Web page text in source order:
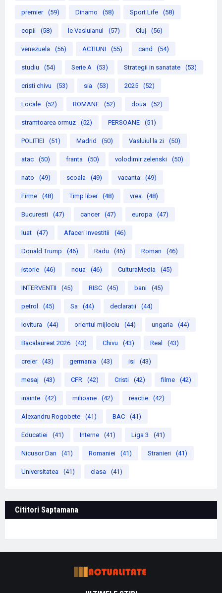
premier (59) Dinamo (58) Sport Life (58)
copii (58) le Vasluianul (57) Cluj (56)
venezuela (56) ACTIUNI (55) cand (54)
studiu (54) Serie A (53) Strategii in sanatate (53)
cristi chivu (53) sia (53) 2025 (52)
Locale (52) ROMANE (52) doua (52)
stramtoarea ormuz (52) PERSOANE (51)
POLITIEI (51) Madrid (50) Vasluiul la zi (50)
atac (50) franta (50) volodimir zelenski (50)
nato (49) scoala (49) vacanta (49)
Firme (48) Timp liber (48) vrea (48)
Bucuresti (47) cancer (47) europa (47)
luat (47) Afaceri Investitii (46)
Donald Trump (46) Radu (46) Roman (46)
istorie (46) noua (46) CulturaMedia (45)
INTERVENTII (45) RISC (45) bani (45)
petrol (45) Sa (44) declaratii (44)
lovitura (44) orientul mijlociu (44) ungaria (44)
Bacalaureat 2026 (43) Chivu (43) Real (43)
creier (43) germania (43) isi (43)
mesaj (43) CFR (42) Cristi (42) filme (42)
inainte (42) milioane (42) reactie (42)
Alexandru Rogobete (41) BAC (41)
Educatiei (41) Interne (41) Liga 3 (41)
Nicusor Dan (41) Romaniei (41) Stranieri (41)
Universitatea (41) clasa (41)
Cititori Saptamana